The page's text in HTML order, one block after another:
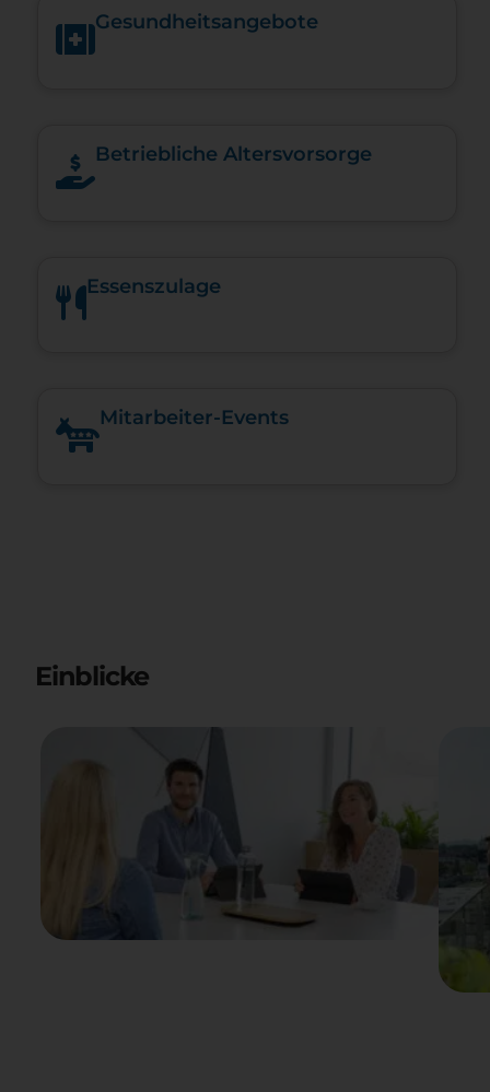
Gesundheits­angebote
Betriebliche Altersvorsorge
Essenszulage
Mitarbeiter-Events
Einblicke